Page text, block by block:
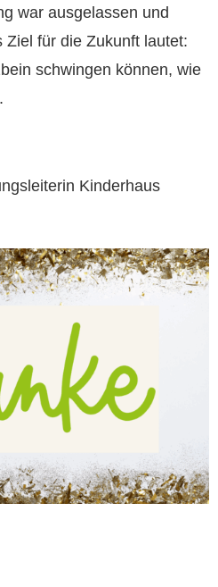
war ausgelassen und
für die Zukunft lautet:
schwingen können, wie
Kinderhaus